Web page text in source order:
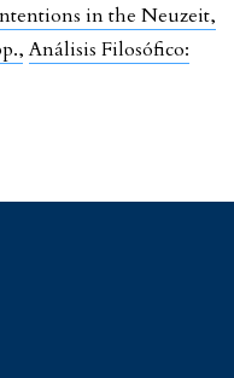
in the Neuzeit,
,Análisis Filosófico: